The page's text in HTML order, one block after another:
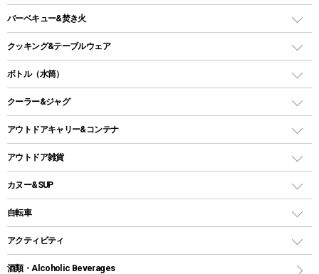
タープ
スクエアタープ（レクタタープ）
メッシュタープ
自立式タープ
パラソル
テントアクセサリー
ペグ
グランドシート
ガイドロープ
ツール
ガスランタン
オイルランタン
LEDライト
ヘッドライト
キャンドル
ガスバーナー
ガス缶
ガストーチ、ライター
バーベキュー&焚き火
バーベキューコンロ、グリル
焚き火台タイプ（ロースタイル）グリル
卓上タイプグリル
パーティータイプグリル
鉄板、アミ
焚き火台&ストーブ
火起こし
クッキング&テーブルウェア
ダッチオーブン
ホットサンドメーカー
クッカーセット
シェラカップ
クッキングツール
ナイフ
ボトル（水筒）
ステンレスボトル
コップ付きタイプ
ワンタッチタイプ
プラスチックボトル
ディズニーボトル
クーラー&ジャグ
クーラーボックス
クーラーバッグ
ウォータージャグ
保冷剤
アウトドアキャリー&コンテナ
アウトドアキャリー
アウトドア雑貨
バックパック&バッグ
リュック、バックパック
トートバッグ、サコッシュ
ショッピングキャリー
カヌー&SUP
インフレータブル
カヤック
自転車
折りたたみ自転車
スポーツサイクル
アクティビティ
マリン
酒類・Alcoholic Beverages